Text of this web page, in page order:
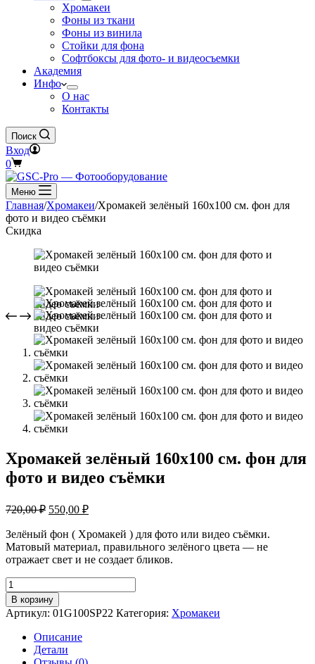
Хромакеи
Фоны из ткани
Фоны из винила
Стойки для фона
Софтбоксы для фото- и видеосъемки
Академия
Инфо
О нас
Контакты
Поиск
Вход
Корзина
0
Меню
Главная/Хромакеи/Хромакей зелёный 160х100 см. фон для
фото и видео съёмки
Скидка
Хромакей зелёный 160х100 см. фон для
фото и видео съёмки
720,00₽ Первоначальная
составляла
720,00 ₽.
550,00 ₽Текущая
550,00 ₽.
Зелёный фон ( Хромакей ) для фото или видео съёмки.
Матовый материал, правильного зелёного цвета — не
отражает свет и не создает бликов.
Количество
товара
Хромакей
зелёный
160х100
фон
В корзину
Артикул: 01G100SP22 Категория: Хромакеи
Описание
Детали